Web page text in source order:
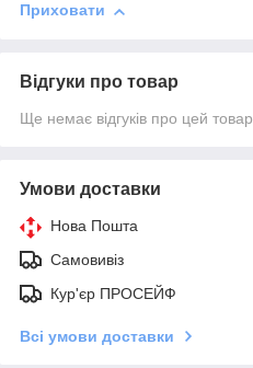
Приховати
Відгуки про товар
Ще немає відгуків про цей товар
Умови доставки
Нова Пошта
Самовивіз
Кур'єр ПРОСЕЙФ
Всі умови доставки